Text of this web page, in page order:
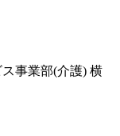
事業部(介護) 横